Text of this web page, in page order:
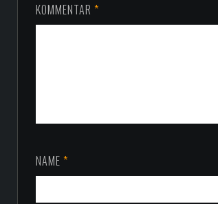
KOMMENTAR *
NAME *